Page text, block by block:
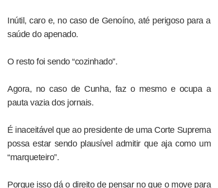
Inútil, caro e, no caso de Genoíno, até perigoso para a
saúde do apenado.
O resto foi sendo “cozinhado”.
Agora, no caso de Cunha, faz o mesmo e ocupa a
pauta vazia dos jornais.
É inaceitável que ao presidente de uma Corte Suprema
possa estar sendo plausível admitir que aja como um
“marqueteiro”.
Porque isso dá o direito de pensar no que o move para